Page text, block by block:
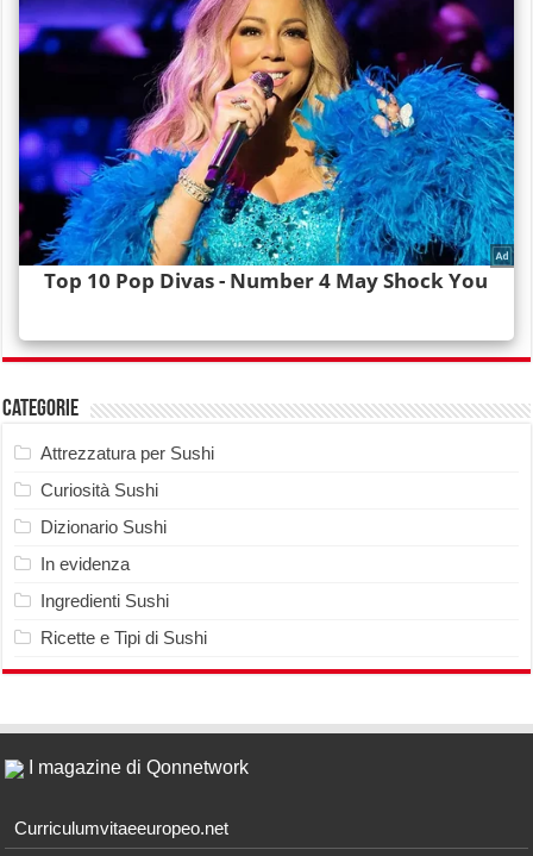
Categorie
Attrezzatura per Sushi
Curiosità Sushi
Dizionario Sushi
In evidenza
Ingredienti Sushi
Ricette e Tipi di Sushi
I magazine di Qonnetwork
Curriculumvitaeeuropeo.net